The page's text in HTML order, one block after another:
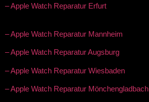
– Apple Watch Reparatur Erfurt
– Apple Watch Reparatur Mannheim
– Apple Watch Reparatur Augsburg
– Apple Watch Reparatur Wiesbaden
– Apple Watch Reparatur Mönchengladbach